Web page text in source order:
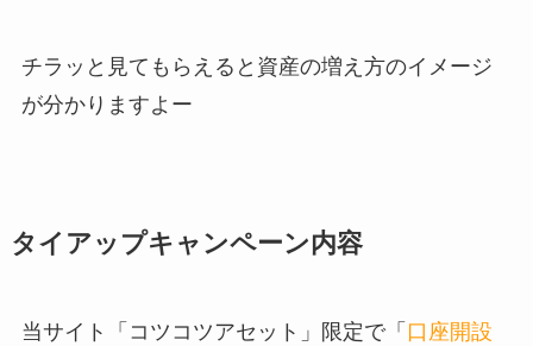
チラッと見てもらえると資産の増え方のイメージ
が分かりますよー
タイアップキャンペーン内容
当サイト「コツコツアセット」限定で「 口座開設